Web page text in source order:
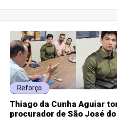
Reforço
Thiago da Cunha Aguiar
procurador de São José